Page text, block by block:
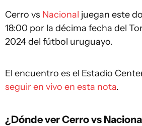
Cerro vs Nacional juegan este
18:00 por la décima fecha del
2024 del fútbol uruguayo.
El encuentro es el Estadio
seguir en vivo en esta nota.
¿Dónde ver Cerro vs